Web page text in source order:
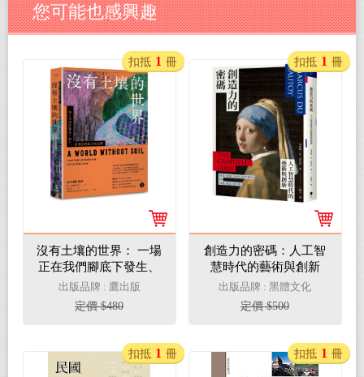
您可能也感興趣
沒有土壤的世界： 一場
正在我們腳底下發生、
卻被忽視的全球危機
出版品牌 : 鷹出版
定價 $480
扣抵 1 冊
創造力的密碼：人工智
慧時代的藝術與創新
出版品牌 : 黑體文化
定價 $500
扣抵 1 冊
扣抵 1 冊 扣抵 1 冊